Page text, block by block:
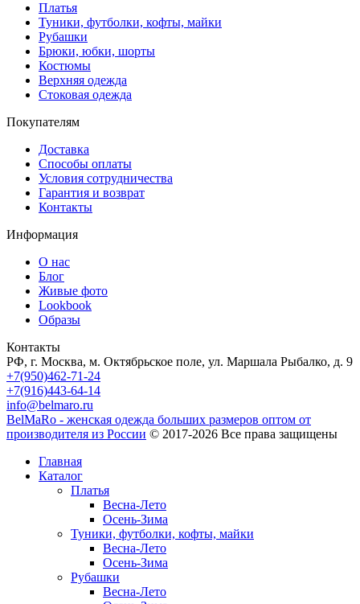
Платья
Туники, футболки, кофты, майки
Рубашки
Брюки, юбки, шорты
Костюмы
Верхняя одежда
Стоковая одежда
Покупателям
Доставка
Способы оплаты
Условия сотрудничества
Гарантия и возврат
Контакты
Информация
О нас
Блог
Живые фото
Lookbook
Образы
Контакты
РФ, г. Москва, м. Октябрьское поле, ул. Маршала Рыбалко, д. 9
+7(950)462-71-24
+7(916)443-64-14
info@belmaro.ru
BelMaRo - женская одежда больших размеров оптом от
производителя из России © 2017-2026 Все права защищены
Главная
Каталог
Платья
Весна-Лето
Осень-Зима
Туники, футболки, кофты, майки
Весна-Лето
Осень-Зима
Рубашки
Весна-Лето